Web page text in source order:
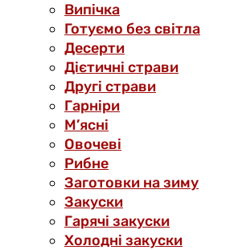
Випічка
Готуємо без світла
Десерти
Дієтичні страви
Другі страви
Гарніри
М’ясні
Овочеві
Рибне
Заготовки на зиму
Закуски
Гарячі закуски
Холодні закуски